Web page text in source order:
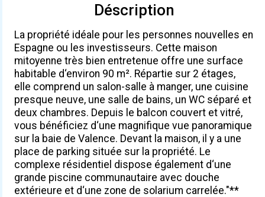
Déscription
La propriété idéale pour les personnes nouvelles en
Espagne ou les investisseurs. Cette maison
mitoyenne très bien entretenue offre une surface
habitable d‘environ 90 m². Répartie sur 2 étages,
elle comprend un salon-salle à manger, une cuisine
presque neuve, une salle de bains, un WC séparé et
deux chambres. Depuis le balcon couvert et vitré,
vous bénéficiez d‘une magnifique vue panoramique
sur la baie de Valence. Devant la maison, il y a une
place de parking située sur la propriété. Le
complexe résidentiel dispose également d‘une
grande piscine communautaire avec douche
extérieure et d‘une zone de solarium carrelée."**